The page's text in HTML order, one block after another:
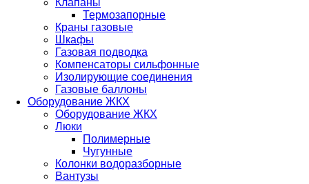
Клапаны
Термозапорные
Краны газовые
Шкафы
Газовая подводка
Компенсаторы сильфонные
Изолирующие соединения
Газовые баллоны
Оборудование ЖКХ
Оборудование ЖКХ
Люки
Полимерные
Чугунные
Колонки водоразборные
Вантузы